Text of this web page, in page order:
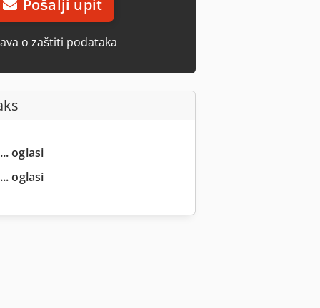
Pošalji upit
o zaštiti podataka
oglasi
oglasi